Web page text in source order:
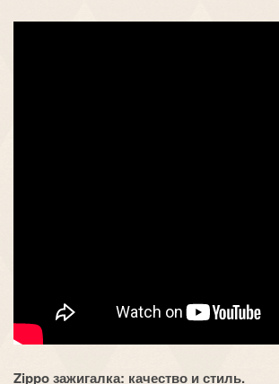
Zippo зажигалка: качество и стиль.